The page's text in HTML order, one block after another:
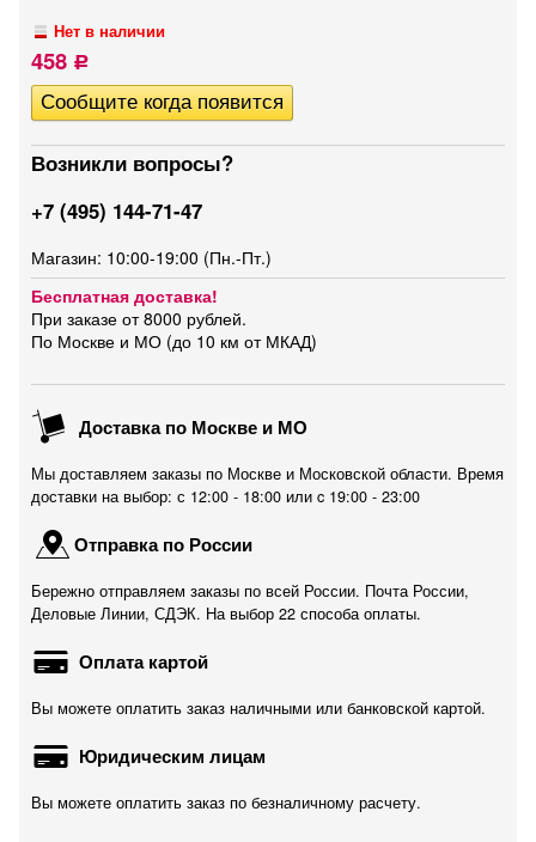
Нет в наличии
458 Р
Возникли вопросы?
+7 (495) 144-71-47
Магазин: 10:00-19:00 (Пн.-Пт.)
Бесплатная доставка!
При заказе от 8000 рублей.
По Москве и МО (до 10 км от МКАД)
Доставка по Москве и МО
Мы доставляем заказы по Москве и Московской области. Время
доставки на выбор: с 12:00 - 18:00 или c 19:00 - 23:00
Отправка по России
Бережно отправляем заказы по всей России. Почта России,
Деловые Линии, СДЭК. На выбор 22 способа оплаты.
Оплата картой
Вы можете оплатить заказ наличными или банковской картой.
Юридическим лицам
Вы можете оплатить заказ по безналичному расчету.